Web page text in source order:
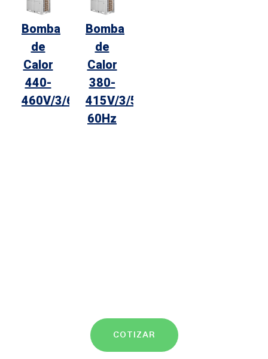
Bomba
de
Calor
440-
460V/3/60Hz
Bomba
de
Calor
380-
415V/3/50-
60Hz
COTIZAR